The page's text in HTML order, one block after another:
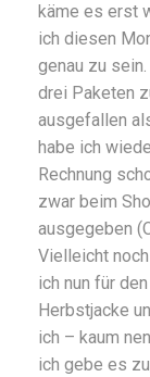
käme es erst
ich diesen
genau zu
drei Paketen
ausgefallen
habe ich
Rechnung
zwar beim
ausgegeben
Vielleicht
ich nun für
Herbstjacke
ich – kaum
ich gebe es